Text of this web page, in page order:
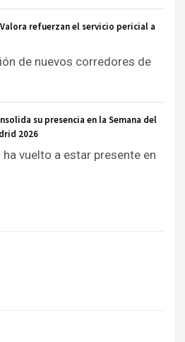
refuerzan el servicio pericial a
de nuevos corredores de
su presencia en la Semana del
2026
vuelto a estar presente en